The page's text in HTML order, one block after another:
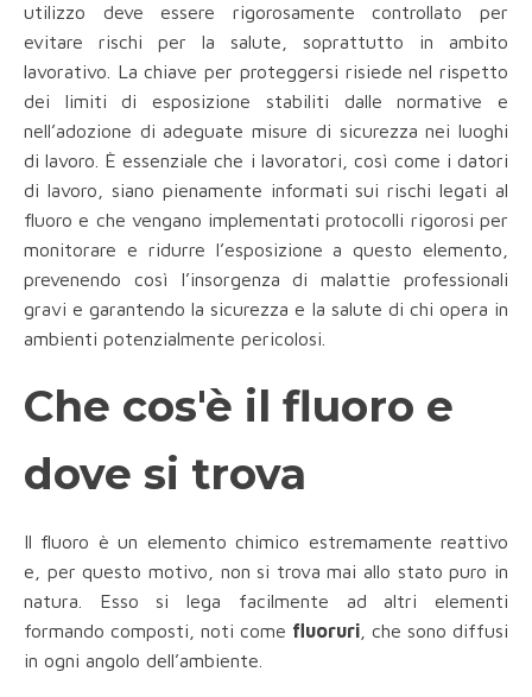
utilizzo deve essere rigorosamente controllato per
evitare rischi per la salute, soprattutto in ambito
lavorativo. La chiave per proteggersi risiede nel rispetto
dei limiti di esposizione stabiliti dalle normative e
nell’adozione di adeguate misure di sicurezza nei luoghi
di lavoro. È essenziale che i lavoratori, così come i datori
di lavoro, siano pienamente informati sui rischi legati al
fluoro e che vengano implementati protocolli rigorosi per
monitorare e ridurre l’esposizione a questo elemento,
prevenendo così l’insorgenza di malattie professionali
gravi e garantendo la sicurezza e la salute di chi opera in
ambienti potenzialmente pericolosi.
Che cos'è il fluoro e
dove si trova
Il fluoro è un elemento chimico estremamente reattivo
e, per questo motivo, non si trova mai allo stato puro in
natura. Esso si lega facilmente ad altri elementi
formando composti, noti come fluoruri , che sono diffusi
in ogni angolo dell’ambiente.